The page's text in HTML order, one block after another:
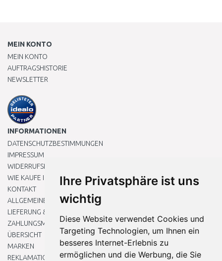
Ihre Privatsphäre ist uns
wichtig
Diese Website verwendet Cookies und
Targeting Technologien, um Ihnen ein
besseres Internet-Erlebnis zu
ermöglichen und die Werbung, die Sie
MEIN KONTO
MEIN KONTO
AUFTRAGSHISTORIE
NEWSLETTER
INFORMATIONEN
DATENSCHUTZBESTIMMUNGEN
IMPRESSUM
WIDERRUFSRECHT
WIE KAUFE ICH EIN?
KONTAKT
ALLGEMEINEN GESCHÄFTSBEDINGUNGEN
LIEFERUNG & ZAHLUNG
ZAHLUNGSMETHODEN
ÜBERSICHT
MARKEN
REKLAMATIONEN UND RETOUREN